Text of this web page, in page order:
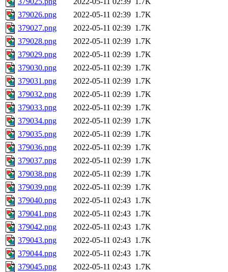
379026.png
2022-05-11 02:39 1.7K
379027.png
2022-05-11 02:39 1.7K
379028.png
2022-05-11 02:39 1.7K
379029.png
2022-05-11 02:39 1.7K
379030.png
2022-05-11 02:39 1.7K
379031.png
2022-05-11 02:39 1.7K
379032.png
2022-05-11 02:39 1.7K
379033.png
2022-05-11 02:39 1.7K
379034.png
2022-05-11 02:39 1.7K
379035.png
2022-05-11 02:39 1.7K
379036.png
2022-05-11 02:39 1.7K
379037.png
2022-05-11 02:39 1.7K
379038.png
2022-05-11 02:39 1.7K
379039.png
2022-05-11 02:39 1.7K
379040.png
2022-05-11 02:43 1.7K
379041.png
2022-05-11 02:43 1.7K
379042.png
2022-05-11 02:43 1.7K
379043.png
2022-05-11 02:43 1.7K
379044.png
2022-05-11 02:43 1.7K
379045.png
2022-05-11 02:43 1.7K